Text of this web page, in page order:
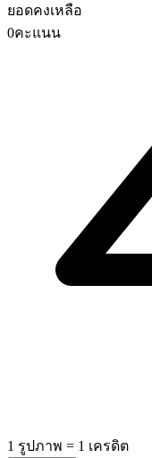
ยอดคงเหลือ
0คะแนน
1 รูปภาพ = 1 เครดิต